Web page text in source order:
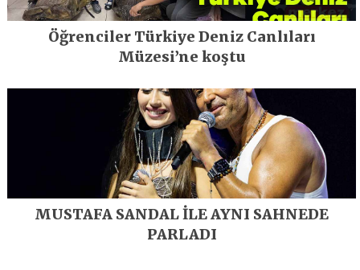
Öğrenciler Türkiye Deniz Canlıları
Müzesi’ne koştu
MUSTAFA SANDAL İLE AYNI SAHNEDE
PARLADI